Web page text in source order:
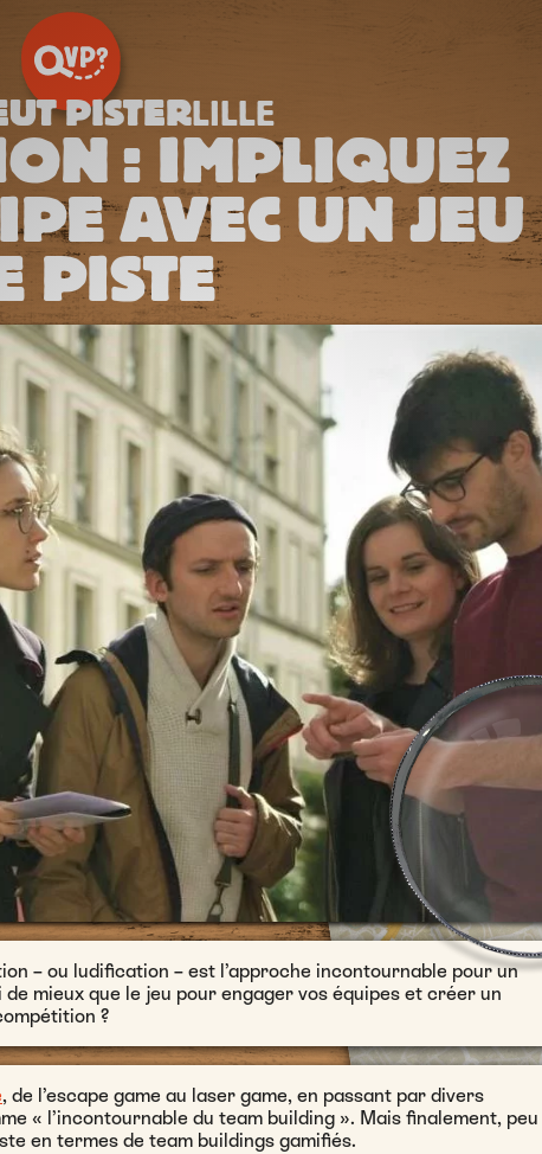
PISTERLILLE
: IMPLIQUEZ
AVEC UN JEU
PISTE
– ou ludification – est l’approche incontournable pour un
de mieux que le jeu pour engager vos équipes et créer un
?
, de l’escape game au laser game, en passant par divers
« l’incontournable du team building ». Mais finalement, peu
en termes de team buildings gamifiés.